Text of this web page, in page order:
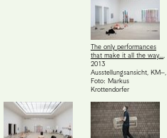
The only performances
that make it all the way…,
2013
Ausstellungsansicht, KM–,
Foto: Markus
Krottendorfer